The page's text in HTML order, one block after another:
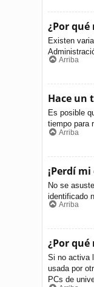
¿Por
Existen
Arriba
Hace un
Es posible
tiempo para
Arriba
¡Perdí
No se
identificado
Arriba
¿Por
Si no activa
usada por
PCs de